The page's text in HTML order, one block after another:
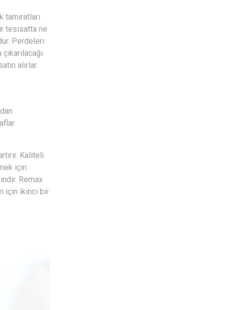
tamiratları
tesisatta ne
Perdeleri
alırlar.
Kaliteli
için
Remax
için ikinci bir